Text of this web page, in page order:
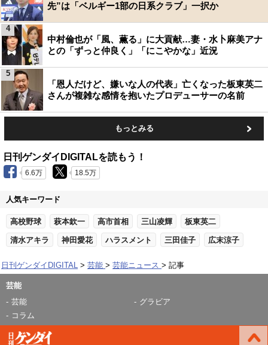
先”は「ベルギー1部の日系クラブ」一択か
中村倫也が「風、薫る」に大貢献…妻・水卜麻美アナ
との「ずっと仲良く」「にこやかな」近況
4
「恩人だけど、嫌いな人の代表」亡くなった板東英二
さんが複雑な感情を抱いたプロデューサーの名前
5
もっとみる
日刊ゲンダイDIGITALを読もう！
6.6万 18.5万
人気キーワード
高校野球 萩本欽一 高市首相 三山凌輝 板東英二
清水アキラ 神田愛花 ハラスメント 三田佳子 広末涼子
日刊ゲンダイDIGITAL 芸能 芸能ニュース 記事
芸能
芸能
グラビア
コラム